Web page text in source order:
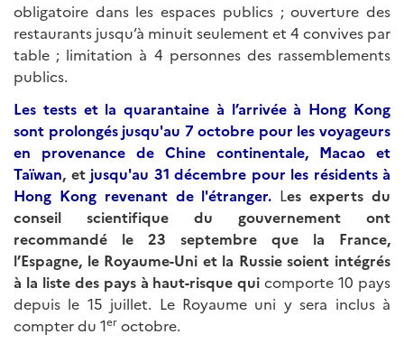
obligatoire dans les espaces publics ; ouverture des
restaurants jusqu’à minuit seulement et 4 convives par
table ; limitation à 4 personnes des rassemblements
publics.
Les tests et la quarantaine à l’arrivée à Hong Kong
sont prolongés jusqu'au 7 octobre pour les voyageurs
en provenance de Chine continentale, Macao et
Taïwan, et jusqu'au 31 décembre pour les résidents à
Hong Kong revenant de l'étranger. Les experts du
conseil scientifique du gouvernement ont
recommandé le 23 septembre que la France,
l’Espagne, le Royaume-Uni et la Russie soient intégrés
à la liste des pays à haut-risque qui comporte 10 pays
depuis le 15 juillet. Le Royaume uni y sera inclus à
compter du 1er octobre.